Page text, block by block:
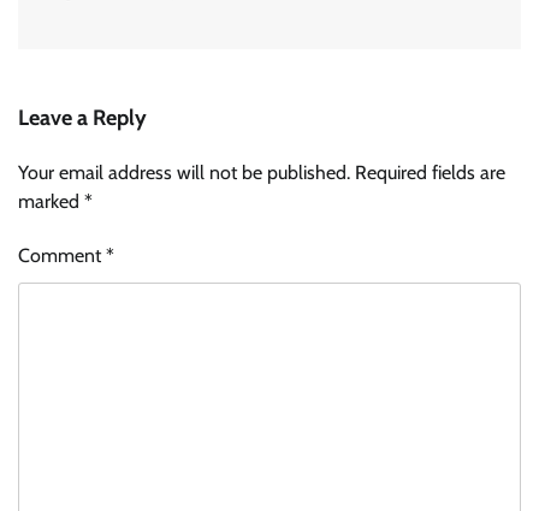
Leave a Reply
Your email address will not be published. Required fields are
marked *
Comment*